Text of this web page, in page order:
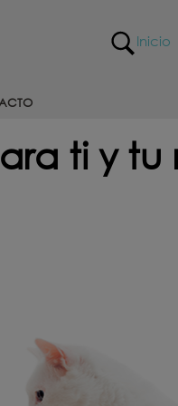
Inicio
ti y tu